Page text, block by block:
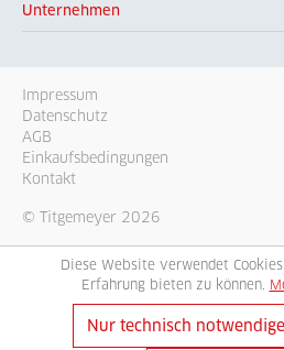
Unternehmen
Impressum
Datenschutz
AGB
Einkaufsbedingungen
Kontakt
© Titgemeyer 2026
Diese Website verwendet
Erfahrung bieten zu können.
Nur technisch notwendige